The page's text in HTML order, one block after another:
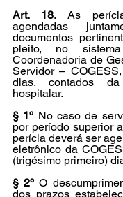
Art. 18. As
agendadas
documentos
pleito, no
Coordenadoria de
Servidor –
dias, contados
hospitalar.
§ 1º No caso de
por período superior
perícia deverá ser
eletrônico da
(trigésimo primeiro)
§ 2º O
dos prazos